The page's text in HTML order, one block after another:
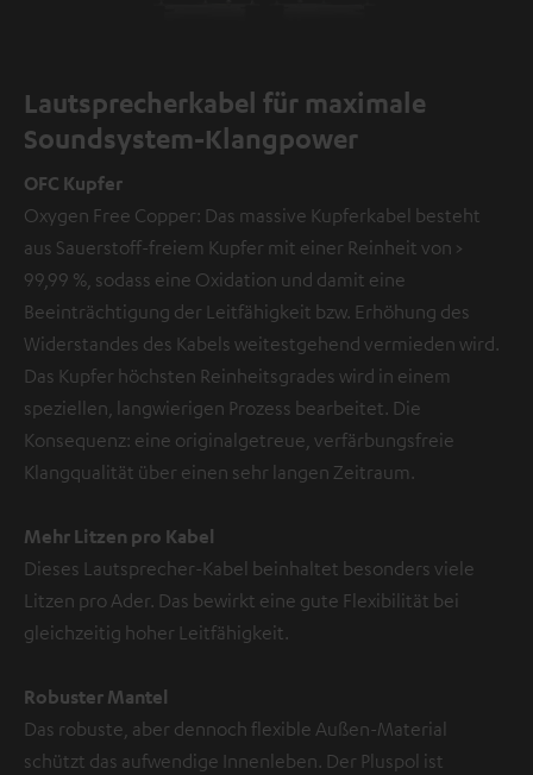
Lautsprecherkabel für maximale
Soundsystem-Klangpower
OFC Kupfer
Oxygen Free Copper: Das massive Kupferkabel besteht
aus Sauerstoff-freiem Kupfer mit einer Reinheit von >
99,99 %, sodass eine Oxidation und damit eine
Beeinträchtigung der Leitfähigkeit bzw. Erhöhung des
Widerstandes des Kabels weitestgehend vermieden wird.
Das Kupfer höchsten Reinheitsgrades wird in einem
speziellen, langwierigen Prozess bearbeitet. Die
Konsequenz: eine originalgetreue, verfärbungsfreie
Klangqualität über einen sehr langen Zeitraum.
Mehr Litzen pro Kabel
Dieses Lautsprecher-Kabel beinhaltet besonders viele
Litzen pro Ader. Das bewirkt eine gute Flexibilität bei
gleichzeitig hoher Leitfähigkeit.
Robuster Mantel
Das robuste, aber dennoch flexible Außen-Material
schützt das aufwendige Innenleben. Der Pluspol ist